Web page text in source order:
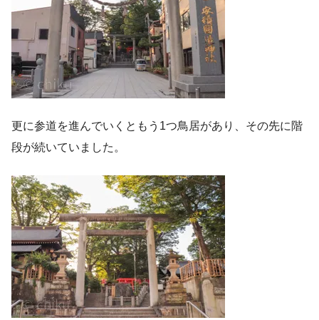
更に参道を進んでいくともう1つ鳥居があり、その先に階
段が続いていました。